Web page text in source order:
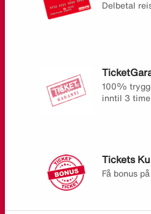
Delbetal
100%
inntil 3
Tickets
Få bonus